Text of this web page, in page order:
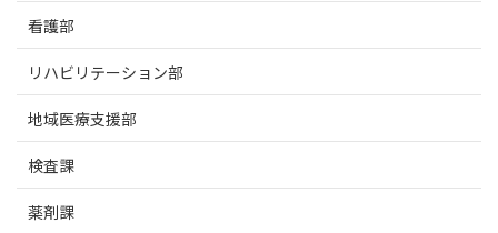
看護部
リハビリテーション部
地域医療支援部
検査課
薬剤課